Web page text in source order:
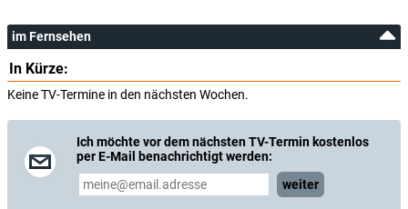
im Fernsehen
In Kürze:
Keine TV-Termine in den nächsten Wochen.
Ich möchte vor dem nächsten TV-Termin kostenlos
per E-Mail benachrichtigt werden:
weiter